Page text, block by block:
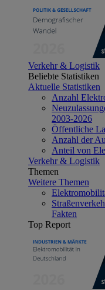
Verkehr & Logistik
Beliebte Statistiken
Aktuelle Statistiken
Anzahl
2003-2026
Öffentliche
Anzahl der
Anteil von
Verkehr & Logistik
Themen
Weitere Themen
Fakten
Top Report